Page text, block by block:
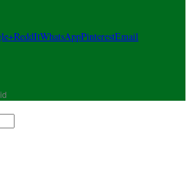
ReddItWhatsAppPinterestEmail